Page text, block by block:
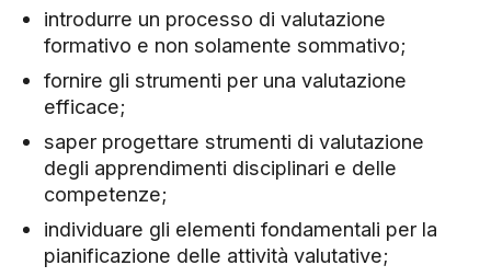
introdurre un processo di valutazione
formativo e non solamente sommativo;
fornire gli strumenti per una valutazione
efficace;
saper progettare strumenti di valutazione
degli apprendimenti disciplinari e delle
competenze;
individuare gli elementi fondamentali per la
pianificazione delle attività valutative;